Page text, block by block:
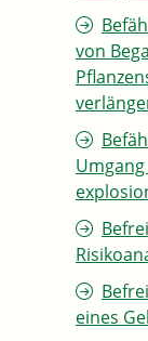
von
eines